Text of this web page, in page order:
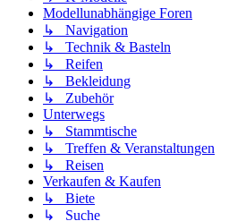
Modellunabhängige Foren
↳ Navigation
↳ Technik & Basteln
↳ Reifen
↳ Bekleidung
↳ Zubehör
Unterwegs
↳ Stammtische
↳ Treffen & Veranstaltungen
↳ Reisen
Verkaufen & Kaufen
↳ Biete
↳ Suche